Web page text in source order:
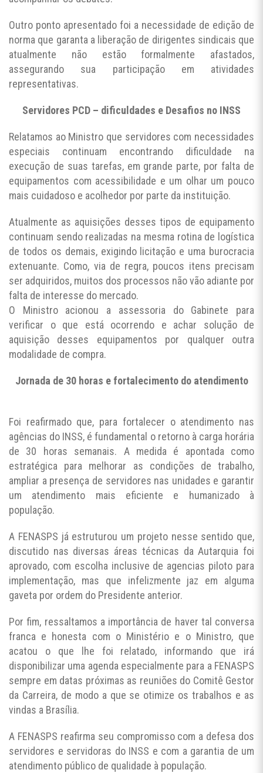
Outro ponto apresentado foi a necessidade de edição de
norma que garanta a liberação de dirigentes sindicais que
atualmente não estão formalmente afastados,
assegurando sua participação em atividades
representativas.
Servidores PCD – dificuldades e Desafios no INSS
Relatamos ao Ministro que servidores com necessidades
especiais continuam encontrando dificuldade na
execução de suas tarefas, em grande parte, por falta de
equipamentos com acessibilidade e um olhar um pouco
mais cuidadoso e acolhedor por parte da instituição.
Atualmente as aquisições desses tipos de equipamento
continuam sendo realizadas na mesma rotina de logística
de todos os demais, exigindo licitação e uma burocracia
extenuante. Como, via de regra, poucos itens precisam
ser adquiridos, muitos dos processos não vão adiante por
falta de interesse do mercado.
O Ministro acionou a assessoria do Gabinete para
verificar o que está ocorrendo e achar solução de
aquisição desses equipamentos por qualquer outra
modalidade de compra.
Jornada de 30 horas e fortalecimento do atendimento
Foi reafirmado que, para fortalecer o atendimento nas
agências do INSS, é fundamental o retorno à carga horária
de 30 horas semanais. A medida é apontada como
estratégica para melhorar as condições de trabalho,
ampliar a presença de servidores nas unidades e garantir
um atendimento mais eficiente e humanizado à
população.
A FENASPS já estruturou um projeto nesse sentido que,
discutido nas diversas áreas técnicas da Autarquia foi
aprovado, com escolha inclusive de agencias piloto para
implementação, mas que infelizmente jaz em alguma
gaveta por ordem do Presidente anterior.
Por fim, ressaltamos a importância de haver tal conversa
franca e honesta com o Ministério e o Ministro, que
acatou o que lhe foi relatado, informando que irá
disponibilizar uma agenda especialmente para a FENASPS
sempre em datas próximas as reuniões do Comitê Gestor
da Carreira, de modo a que se otimize os trabalhos e as
vindas a Brasília.
A FENASPS reafirma seu compromisso com a defesa dos
servidores e servidoras do INSS e com a garantia de um
atendimento público de qualidade à população.